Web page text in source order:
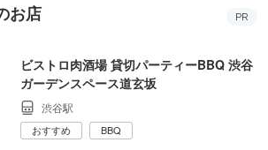
お店 PR
ビストロ肉酒場 貸切パーティーBBQ 渋谷
ガーデンスペース道玄坂
渋谷駅
おすすめ BBQ